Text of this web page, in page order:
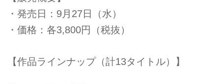
・発売日：9月27日（水）
・価格：各3,800円（税抜）
【作品ラインナップ（計13タイトル）】